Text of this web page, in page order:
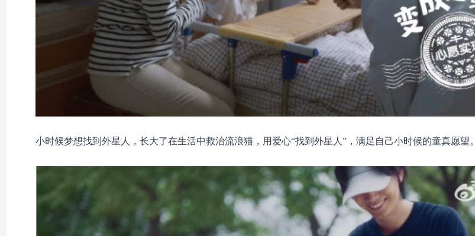
小时候梦想找到外星人，长大了在生活中救治流浪猫，用爱心“找到外星人”，满足自己小时候的童真愿望。